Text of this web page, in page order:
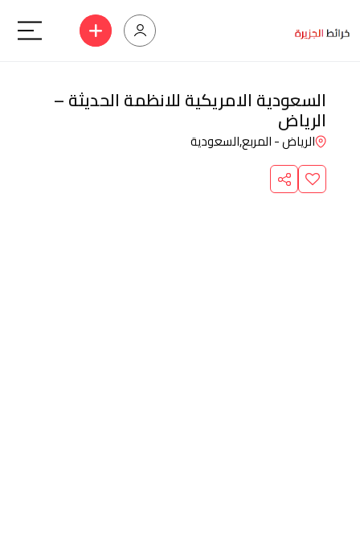
السعودية الامريكية للانظمة الحديثة –
الرياض
الرياض - المربع,السعودية